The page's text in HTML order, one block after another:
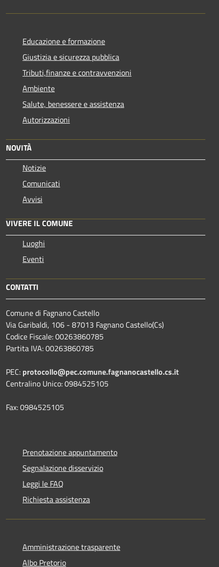
Educazione e formazione
Giustizia e sicurezza pubblica
Tributi,finanze e contravvenzioni
Ambiente
Salute, benessere e assistenza
Autorizzazioni
NOVITÀ
Notizie
Comunicati
Avvisi
VIVERE IL COMUNE
Luoghi
Eventi
CONTATTI
Comune di Fagnano Castello
Via Garibaldi, 106 - 87013 Fagnano Castello(Cs)
Codice Fiscale: 00263860785
Partita IVA: 00263860785
PEC: protocollo@pec.comune.fagnanocastello.cs.it
Centralino Unico: 0984525105
Fax: 0984525105
Prenotazione appuntamento
Segnalazione disservizio
Leggi le FAQ
Richiesta assistenza
Amministrazione trasparente
Albo Pretorio